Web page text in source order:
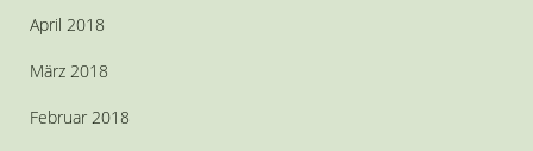
April 2018
März 2018
Februar 2018